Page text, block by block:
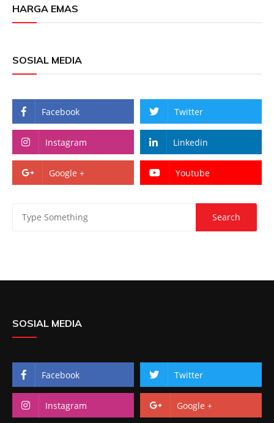
HARGA EMAS
SOSIAL MEDIA
Facebook Twitter
Instagram Linkedin
Google + Youtube
SOSIAL MEDIA
Facebook Twitter
Instagram Google +